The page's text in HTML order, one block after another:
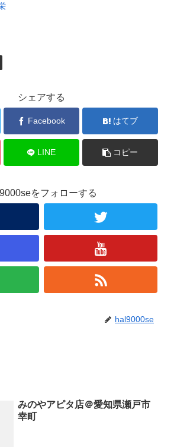
シェアする
Facebook はてブ
LINE コピー
をフォローする
hal9000se
みのやアピタ店＠愛知県瀬戸市
幸町